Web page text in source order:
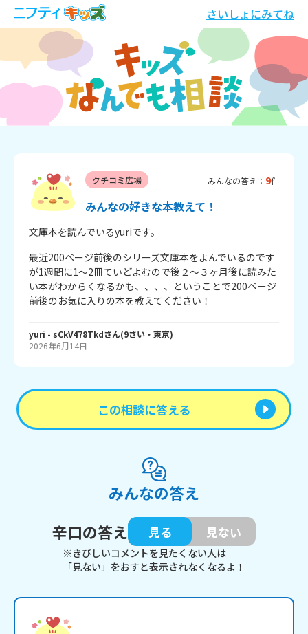
さいしょにみてね
クチコミ広場 みんなの答え： 9件
みんなの好きな本教えて！
文庫本を読んでいるyuriです。
最近200ページ前後のシリーズ文庫本をよんでいるのです
が1週間に1～2冊ていどよむので後２～３ヶ月後に読みた
い本がわからくなるかも、、、、ということで200ページ
前後のお気に入りの本を教えてください！
yuri - sCkV478Tkdさん(9さい・ 東京)
2026年6月14日
この相談に答える
みんなの答え
辛口の答え
見る 見ない
※きびしいコメントを見たくない人は
「見ない」をおすと表示されなくなるよ！